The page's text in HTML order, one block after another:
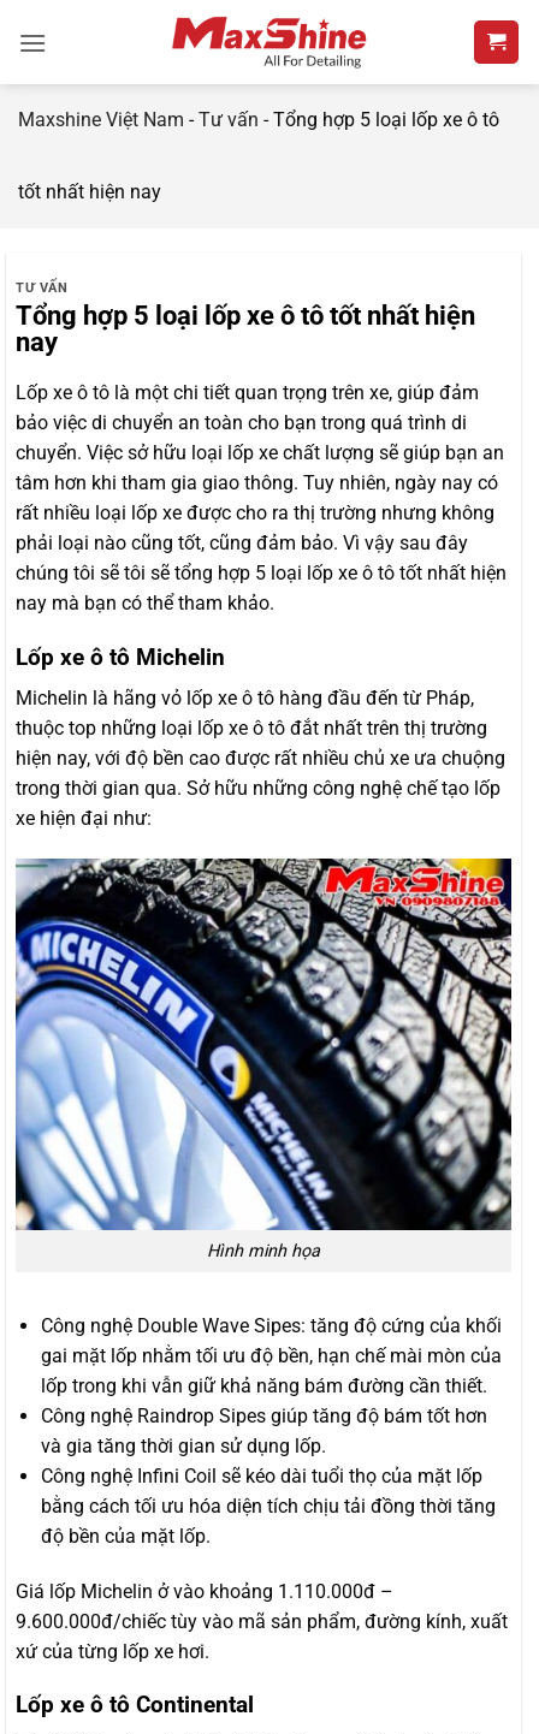
qua
Maxshine Việt Nam -Tư vấn -Tổng hợp 5 loại lốp xe ô tô
tốt nhất hiện nay
TƯ VẤN
Tổng hợp 5 loại lốp xe ô tô tốt nhất hiện
nay
Lốp xe ô tô là một chi tiết quan trọng trên xe, giúp đảm
bảo việc di chuyển an toàn cho bạn trong quá trình di
chuyển. Việc sở hữu loại lốp xe chất lượng sẽ giúp bạn an
tâm hơn khi tham gia giao thông. Tuy nhiên, ngày nay có
rất nhiều loại lốp xe được cho ra thị trường nhưng không
phải loại nào cũng tốt, cũng đảm bảo. Vì vậy sau đây
chúng tôi sẽ tôi sẽ tổng hợp 5 loại lốp xe ô tô tốt nhất hiện
nay mà bạn có thể tham khảo.
Lốp xe ô tô Michelin
Michelin là hãng vỏ lốp xe ô tô hàng đầu đến từ Pháp,
thuộc top những loại lốp xe ô tô đắt nhất trên thị trường
hiện nay, với độ bền cao được rất nhiều chủ xe ưa chuộng
trong thời gian qua. Sở hữu những công nghệ chế tạo lốp
xe hiện đại như:
Hình minh họa
Công nghệ Double Wave Sipes: tăng độ cứng của khối
gai mặt lốp nhằm tối ưu độ bền, hạn chế mài mòn của
lốp trong khi vẫn giữ khả năng bám đường cần thiết.
Công nghệ Raindrop Sipes giúp tăng độ bám tốt hơn
và gia tăng thời gian sử dụng lốp.
Công nghệ Infini Coil sẽ kéo dài tuổi thọ của mặt lốp
bằng cách tối ưu hóa diện tích chịu tải đồng thời tăng
độ bền của mặt lốp.
Giá lốp Michelin ở vào khoảng 1.110.000đ –
9.600.000đ/chiếc tùy vào mã sản phẩm, đường kính, xuất
xứ của từng lốp xe hơi.
Lốp xe ô tô Continental